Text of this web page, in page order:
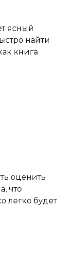
ясный
найти
книга
оценить
что
легко будет